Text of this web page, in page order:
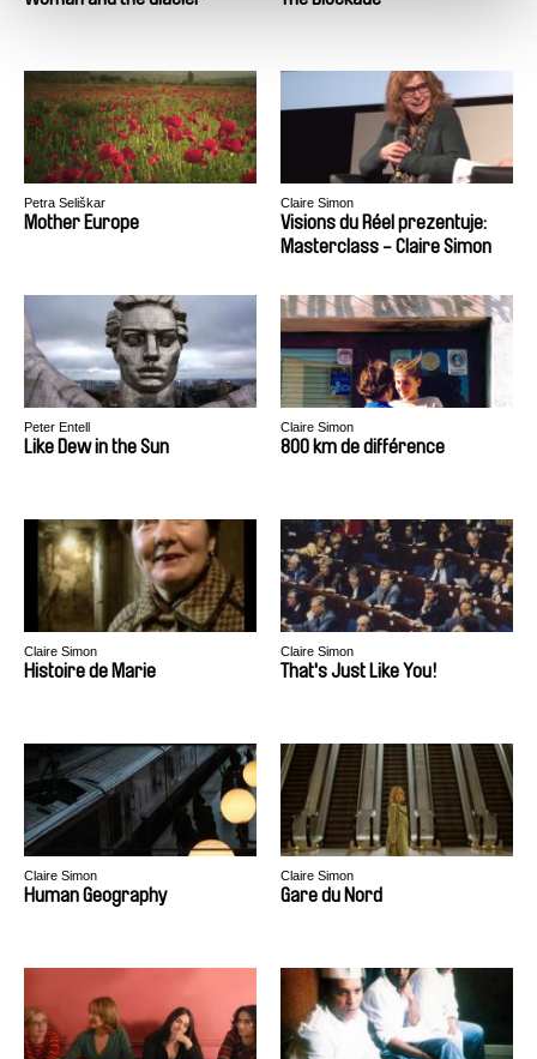
Petra Seliškar
Mother Europe
Claire Simon
Visions du Réel prezentuje:
Masterclass - Claire Simon
Peter Entell
Like Dew in the Sun
Claire Simon
800 km de différence
Claire Simon
Histoire de Marie
Claire Simon
That's Just Like You!
Claire Simon
Human Geography
Claire Simon
Gare du Nord